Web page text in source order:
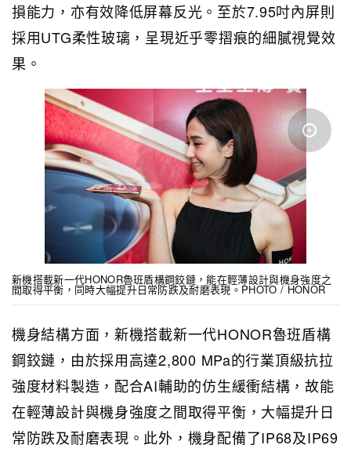
損能力，亦有效降低屏幕反光。至於7.95吋內屏則
採用UTG柔性玻璃，呈現近乎零摺痕的細膩視覺效
果。
新機搭載新一代HONOR魯班盾構鋼鉸鏈，能在輕薄設計與機身強度之
間取得平衡，同時大幅提升日常防跌及耐磨表現。PHOTO / HONOR
機身結構方面，新機搭載新一代HONOR魯班盾構
鋼鉸鏈，由於採用高達2,800 MPa的行業頂級抗拉
強度材料製造，配合AI輔助的仿生緩衝結構，故能
在輕薄設計與機身強度之間取得平衡，大幅提升日
常防跌及耐磨表現。此外，機身配備了IP68及IP69